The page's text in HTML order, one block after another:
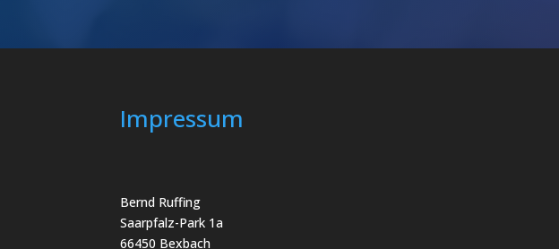
Impressum
Bernd Ruffing
Saarpfalz-Park 1a
66450 Bexbach